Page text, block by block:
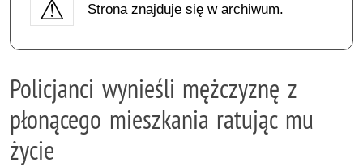
Strona znajduje się w archiwum.
Policjanci wynieśli mężczyznę z
płonącego mieszkania ratując mu
życie